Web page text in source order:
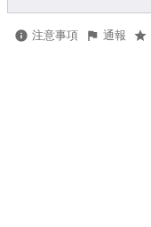
注意事項 通報